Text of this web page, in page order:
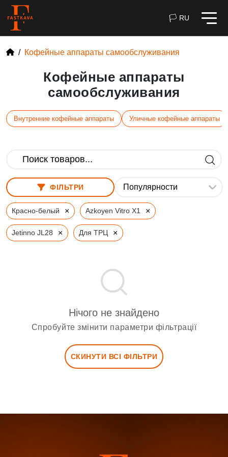
🏳 RU
Кофейные аппараты самообслуживания
Кофейные аппараты
самообслуживания
Внутренние кофейные аппараты Уличные кофейные аппараты
ФІЛЬТРИ
Красно-белый × Azkoyen Vitro X1 ×
Jetinno JL28 × Для ТРЦ ×
Нічого не знайдено
Спробуйте змінити параметри фільтрації
СКИНУТИ ВСІ ФІЛЬТРИ